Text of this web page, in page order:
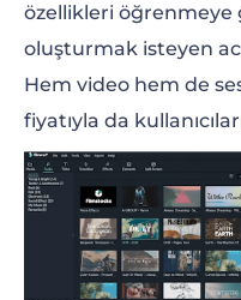
özellikleri
oluşturmak isteyen
Hem video hem de
fiyatıyla da